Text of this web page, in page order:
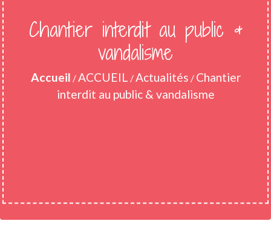
Chantier interdit au public &
vandalisme
Accueil /ACCUEIL /Actualités / Chantier
interdit au public & vandalisme